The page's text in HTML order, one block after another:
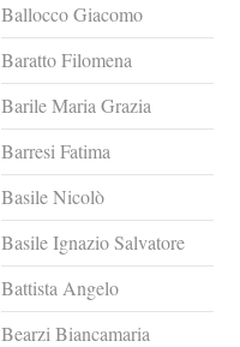
Ballocco Giacomo
Baratto Filomena
Barile Maria Grazia
Barresi Fatima
Basile Nicolò
Basile Ignazio Salvatore
Battista Angelo
Bearzi Biancamaria